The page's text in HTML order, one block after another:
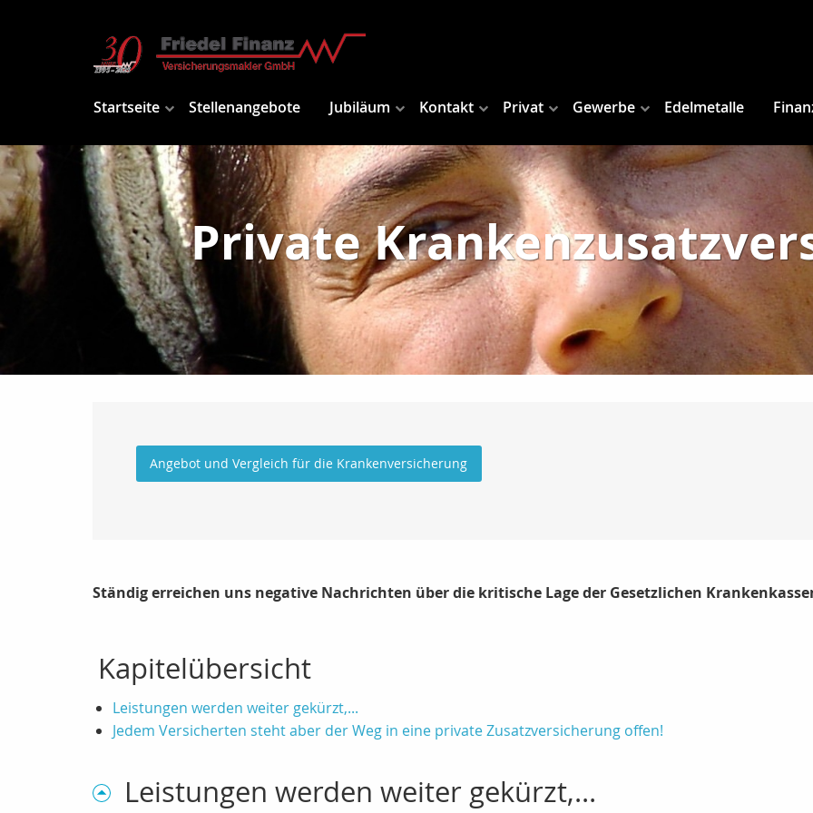
Startseite Stellenangebote Jubiläum Kontakt Privat Gewerbe Edelmetalle
Private
Angebot und Vergleich für die Krankenversicherung
Ständig erreichen uns negative Nachrichten über die kritische Lage der Gesetzlichen
Kapitelübersicht
Leistungen werden weiter gekürzt,...
Jedem Versicherten steht aber der Weg in eine private Zusatzversicherung offen!
Leistungen werden weiter gekürzt,...